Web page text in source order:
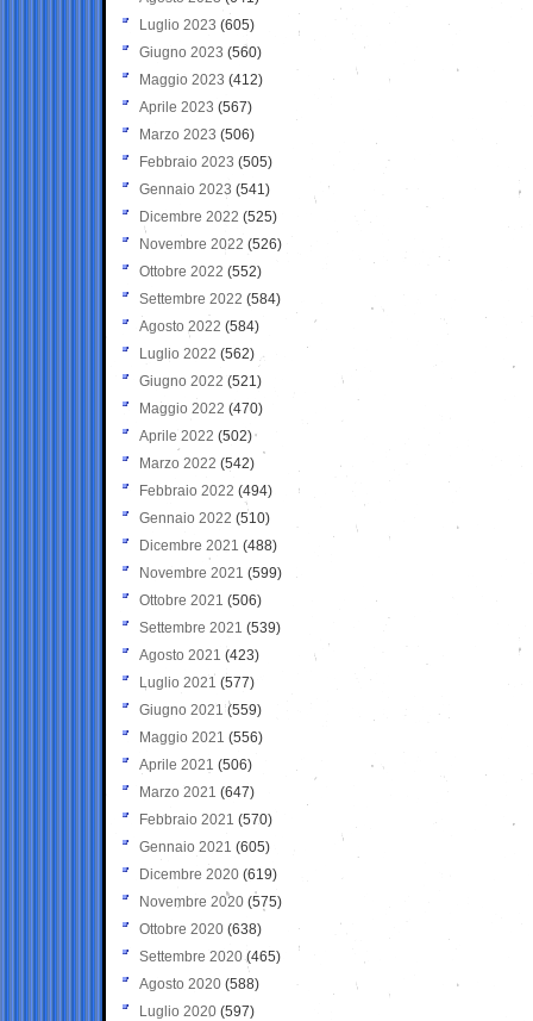
Luglio 2023 (605)
Giugno 2023 (560)
Maggio 2023 (412)
Aprile 2023 (567)
Marzo 2023 (506)
Febbraio 2023 (505)
Gennaio 2023 (541)
Dicembre 2022 (525)
Novembre 2022 (526)
Ottobre 2022 (552)
Settembre 2022 (584)
Agosto 2022 (584)
Luglio 2022 (562)
Giugno 2022 (521)
Maggio 2022 (470)
Aprile 2022 (502)
Marzo 2022 (542)
Febbraio 2022 (494)
Gennaio 2022 (510)
Dicembre 2021 (488)
Novembre 2021 (599)
Ottobre 2021 (506)
Settembre 2021 (539)
Agosto 2021 (423)
Luglio 2021 (577)
Giugno 2021(559)
Maggio 2021 (556)
Aprile 2021 (506)
Marzo 2021 (647)
Febbraio 2021 (570)
Gennaio 2021 (605)
Dicembre 2020 (619)
Novembre 2020 (575)
Ottobre 2020 (638)
Settembre 2020(465)
Agosto 2020 (588)
Luglio 2020 (597)